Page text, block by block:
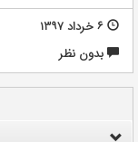
۶ خرداد ۱۳۹۷
بدون نظر